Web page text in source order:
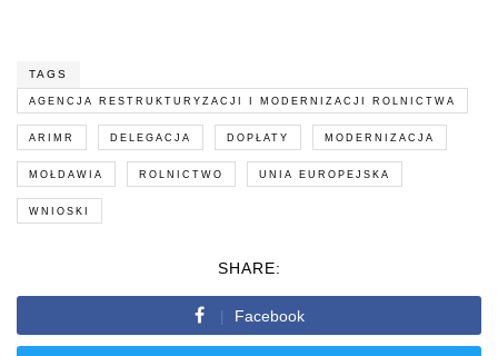
TAGS
AGENCJA RESTRUKTURYZACJI I MODERNIZACJI ROLNICTWA
ARIMR DELEGACJA DOPŁATY MODERNIZACJA
MOŁDAWIA ROLNICTWO UNIA EUROPEJSKA
WNIOSKI
SHARE:
Facebook